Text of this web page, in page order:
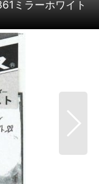
ミラーホワイト